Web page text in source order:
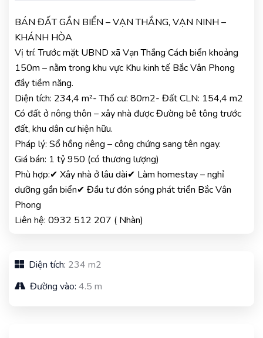
BÁN ĐẤT GẦN BIỂN – VẠN THẮNG, VẠN NINH –
KHÁNH HÒA
Vị trí: Trước mặt UBND xã Vạn Thắng Cách biển khoảng
150m – nằm trong khu vực Khu kinh tế Bắc Vân Phong
đầy tiềm năng.
Diện tích: 234,4 m²- Thổ cư: 80m2- Đất CLN: 154,4 m2
Có đất ở nông thôn – xây nhà được Đường bê tông trước
đất, khu dân cư hiện hữu.
Pháp lý: Sổ hồng riêng – công chứng sang tên ngay.
Giá bán: 1 tỷ 950 (có thương lượng)
Phù hợp:✔ Xây nhà ở lâu dài✔ Làm homestay – nghỉ
dưỡng gần biển✔ Đầu tư đón sóng phát triển Bắc Vân
Phong
Liên hệ: 0932 512 207 ( Nhàn)
Diện tích: 234 m2
Đường vào: 4.5 m